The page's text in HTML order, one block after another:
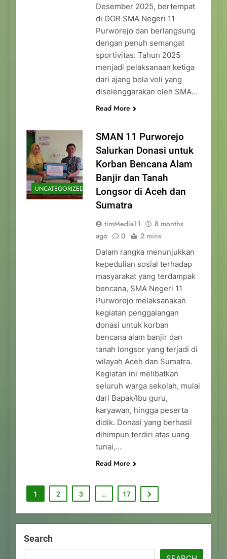
Desember 2025, bertempat
di GOR SMA Negeri 11
Purworejo dan berlangsung
dengan penuh semangat
sportivitas. Tahun 2025
menjadi pelaksanaan ketiga
dari ajang bola voli yang
diselenggarakan oleh SMA…
Read More
UNCATEGORIZED
SMAN 11 Purworejo
Salurkan Donasi untuk
Korban Bencana Alam
Banjir dan Tanah
Longsor di Aceh dan
Sumatra
timMedia11
8 months
ago
0 2 mins
Dalam rangka menunjukkan
kepedulian sosial terhadap
masyarakat yang terdampak
bencana, SMA Negeri 11
Purworejo melaksanakan
kegiatan penggalangan
donasi untuk korban
bencana alam banjir dan
tanah longsor yang terjadi di
wilayah Aceh dan Sumatra.
Kegiatan ini melibatkan
seluruh warga sekolah, mulai
dari Bapak/Ibu guru,
karyawan, hingga peserta
didik. Donasi yang berhasil
dihimpun terdiri atas uang
tunai,…
Read More
1 2 3 … 17
Search